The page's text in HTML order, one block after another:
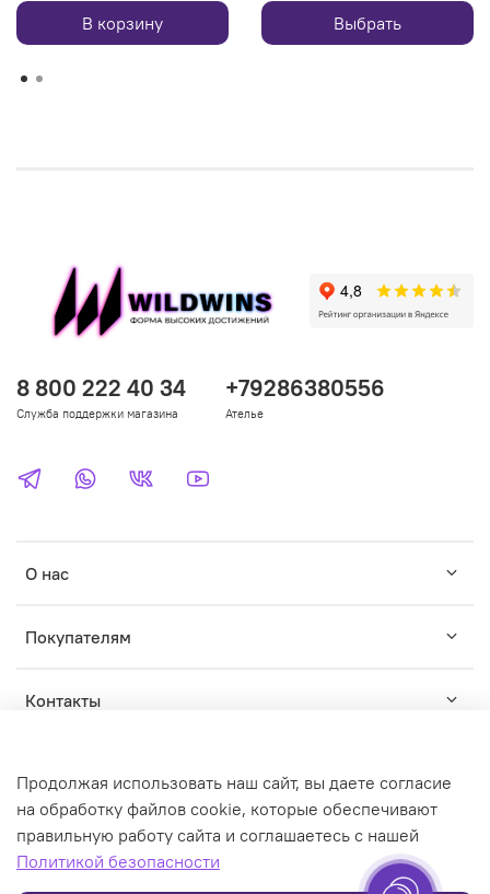
В корзину Выбрать
О нас
Покупателям
Контакты
8 800 222 40 34
Служба поддержки магазина
+79286380556
Ателье
© WILDWINS - зарегистрированный торговый знак. Любое
использование контента без письменного разрешения
Продолжая использовать наш сайт, вы даете согласие
на обработку файлов cookie, которые обеспечивают
правильную работу сайта и соглашаетесь с нашей
Политикой безопасности